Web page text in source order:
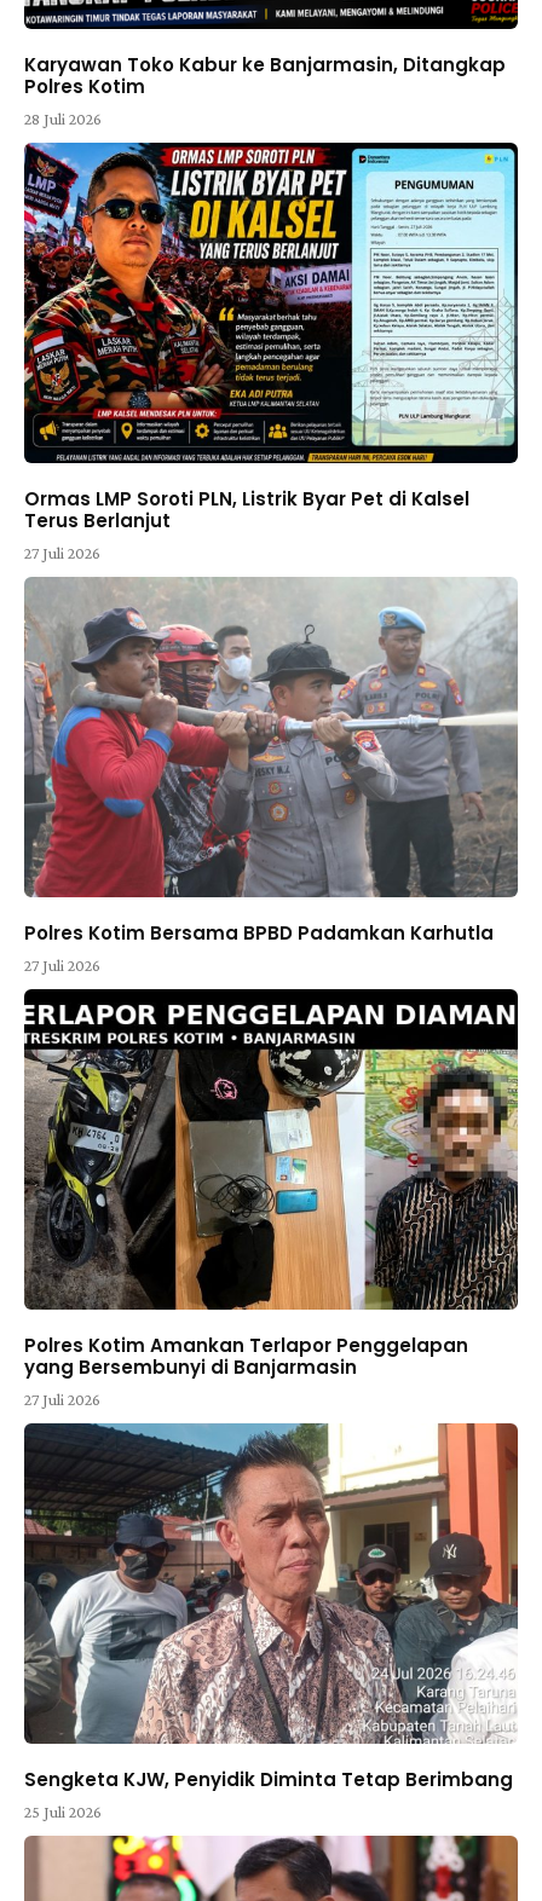
Karyawan Toko Kabur ke Banjarmasin, Ditangkap
Polres Kotim
28 Juli 2026
Ormas LMP Soroti PLN, Listrik Byar Pet di Kalsel
Terus Berlanjut
27 Juli 2026
Polres Kotim Bersama BPBD Padamkan Karhutla
27 Juli 2026
Polres Kotim Amankan Terlapor Penggelapan
yang Bersembunyi di Banjarmasin
27 Juli 2026
Sengketa KJW, Penyidik Diminta Tetap Berimbang
25 Juli 2026